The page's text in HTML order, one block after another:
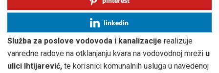
linkedin
Služba za poslove vodovoda i kanalizacije realizuje
vanredne radove na otklanjanju kvara na vodovodnoj mreži u
ulici Ihtijarević, te korisnici komunalnih usluga u navedenoj